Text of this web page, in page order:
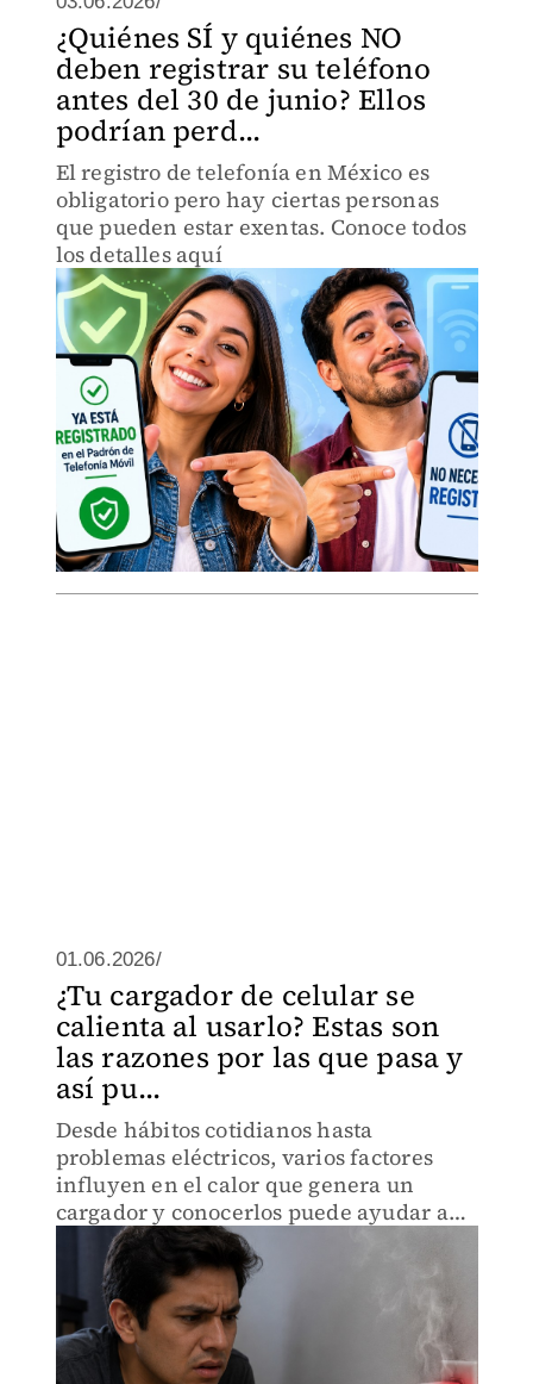
¿Quiénes SÍ y quiénes NO
deben registrar su teléfono
antes del 30 de junio? Ellos
podrían perd...
El registro de telefonía en México es
obligatorio pero hay ciertas personas
que pueden estar exentas. Conoce todos
los detalles aquí
01.06.2026/
¿Tu cargador de celular se
calienta al usarlo? Estas son
las razones por las que pasa y
así pu...
Desde hábitos cotidianos hasta
problemas eléctricos, varios factores
influyen en el calor que genera un
cargador y conocerlos puede ayudar a
evitar daños mayores.